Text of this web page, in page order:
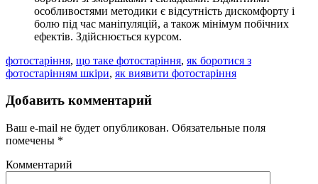
особливостями методики є відсутність дискомфорту і
болю під час маніпуляцій, а також мінімум побічних
ефектів. Здійснюється курсом.
фотостаріння, що таке фотостаріння, як боротися з
фотостарінням шкіри, як виявити фотостаріння
Добавить комментарий
Ваш e-mail не будет опубликован. Обязательные поля
помечены *
Комментарий